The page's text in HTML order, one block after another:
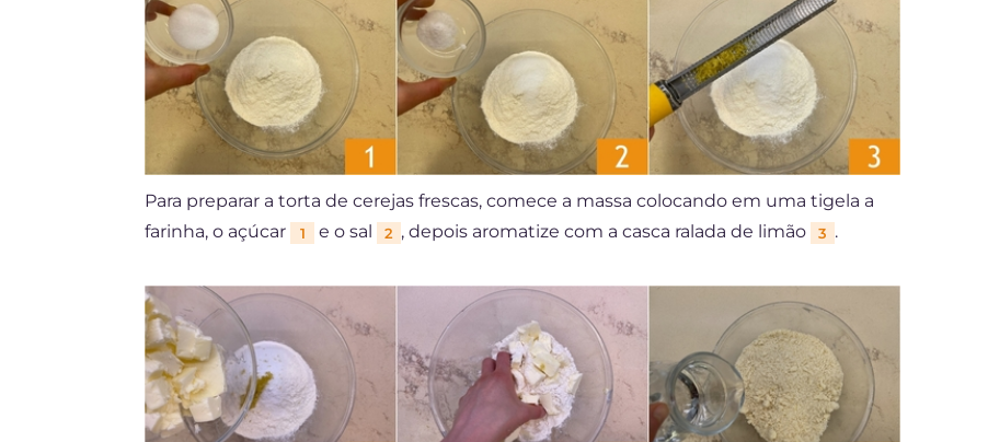
Para preparar a torta de cerejas frescas, comece a massa colocando em uma tigela a
farinha, o açúcar
1 e o sal 2 , depois aromatize com a casca ralada de limão 3 .